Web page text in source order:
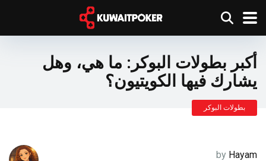
أكبر بطولات البوكر: ما هي، وهل
يشارك فيها الكويتيون؟
بطولات البوكر
by Hayam